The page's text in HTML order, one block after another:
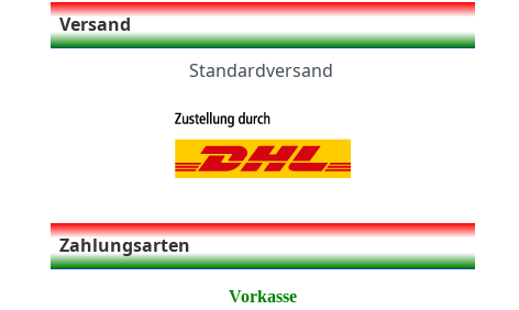
Versand
Standardversand
Zahlungsarten
Vorkasse